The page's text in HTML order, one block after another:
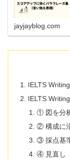
jayjayblog.com
IELTS
IELTS
① 図を分
② 構成に
③ 採点基
④ 見直し